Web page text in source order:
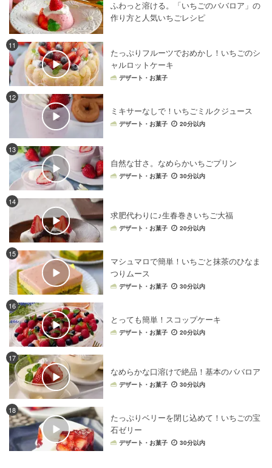
生クリーム×パン 生クリーム×ケーキ
いちご×バター いちご
いちご×スムージー
いちご×バレンタインレシピ いちご
いちご×クッキー いちご×チーズケーキ
生クリーム×食パン
いちご ×ロールケーキ いちご×焼き菓子
生クリーム×
いちご×クリーム
いちご×アイスクリーム 生クリーム×米粉
いちご×食パン 生クリーム
生クリーム×チーズケーキ
生クリーム×ピスタチオ 生クリーム×タルト
生クリーム×あんこ
いちご×あんこ 生クリーム
パイ
生クリーム×サンドイッチ いちご
生クリーム×パンケーキ 生クリーム×ゼリー・寒天
生クリーム×チョコレートケーキ
生クリーム×シフォンケーキ いちご× サンドイッチ
生クリーム×ロールケーキ
生クリーム×カップケーキ
いちご×はちみつ いちご× 和菓子
生クリーム×クレープ
生クリーム×塩 生クリーム× バレンタインレシピ
いちご× 抹茶 いちご×お酒
生クリーム×クリスマスケーキ
ふわっと溶ける。「いちごのババロア」の
作り方と人気いちごレシピ
11
たっぷりフルーツでおめかし！いちごのシ
ャルロットケーキ
デザート・お菓子
12
ミキサーなしで！いちごミルクジュース
デザート・お菓子 20分以内
13
自然な甘さ。なめらかいちごプリン
デザート・お菓子 30分以内
14
求肥代わりに♪生春巻きいちご大福
デザート・お菓子 20分以内
15
マシュマロで簡単！いちごと抹茶のひなま
つりムース
デザート・お菓子 30分以内
16
とっても簡単！スコップケーキ
デザート・お菓子 20分以内
17
なめらかな口溶けで絶品！基本のババロア
デザート・お菓子 30分以内
18
たっぷりベリーを閉じ込めて！いちごの宝
石ゼリー
デザート・お菓子 30分以内